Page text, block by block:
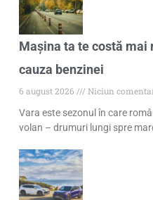
Mașina ta te costă mai
cauza benzinei
6 august 2026
Niciun
Vara este sezonul în care
volan – drumuri lungi spre